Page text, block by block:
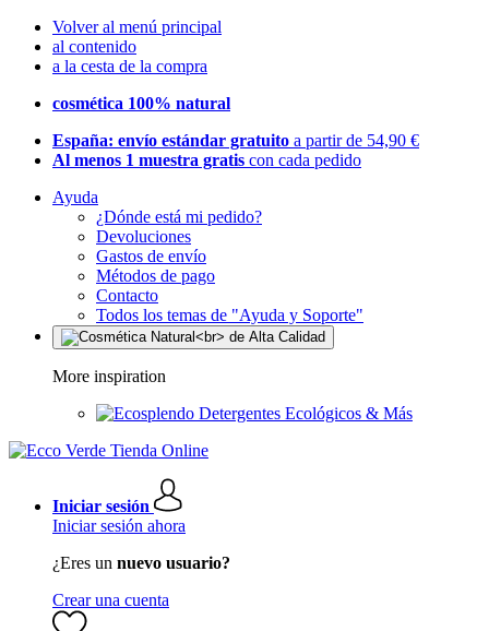
Volver al menú principal
al contenido
a la cesta de la compra
cosmética 100% natural
España: envío estándar gratuito a partir de 54,90 €
Al menos 1 muestra gratis con cada pedido
Ayuda
¿Dónde está mi pedido?
Devoluciones
Gastos de envío
Métodos de pago
Contacto
Todos los temas de "Ayuda y Soporte"
More inspiration
Detergentes Ecológicos & Más
Iniciar sesión
Iniciar sesión ahora
¿Eres un nuevo usuario?
Crear una cuenta